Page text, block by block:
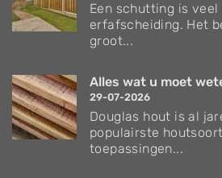
Een schutting is veel
erfafscheiding. Het
groot...
Alles wat u moet
29-07-2026
Douglas hout is al
populairste
toepassingen...